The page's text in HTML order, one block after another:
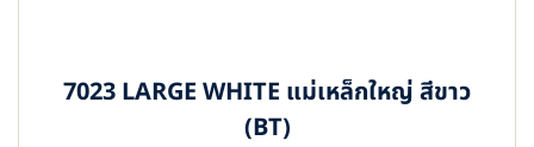
7023 LARGE WHITE แม่เหล็กใหญ่ สีขาว
(BT)